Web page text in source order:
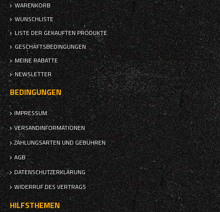
WARENKORB
WUNSCHLISTE
LISTE DER GEKAUFTEN PRODUKTE
GESCHÄFTSBEDINGUNGEN
MEINE RABATTE
NEWSLETTER
BEDINGUNGEN
IMPRESSUM
VERSANDINFORMATIONEN
ZAHLUNGSARTEN UND GEBÜHREN
AGB
DATENSCHUTZERKLÄRUNG
WIDERRUF DES VERTRAGS
HILFSTHEMEN